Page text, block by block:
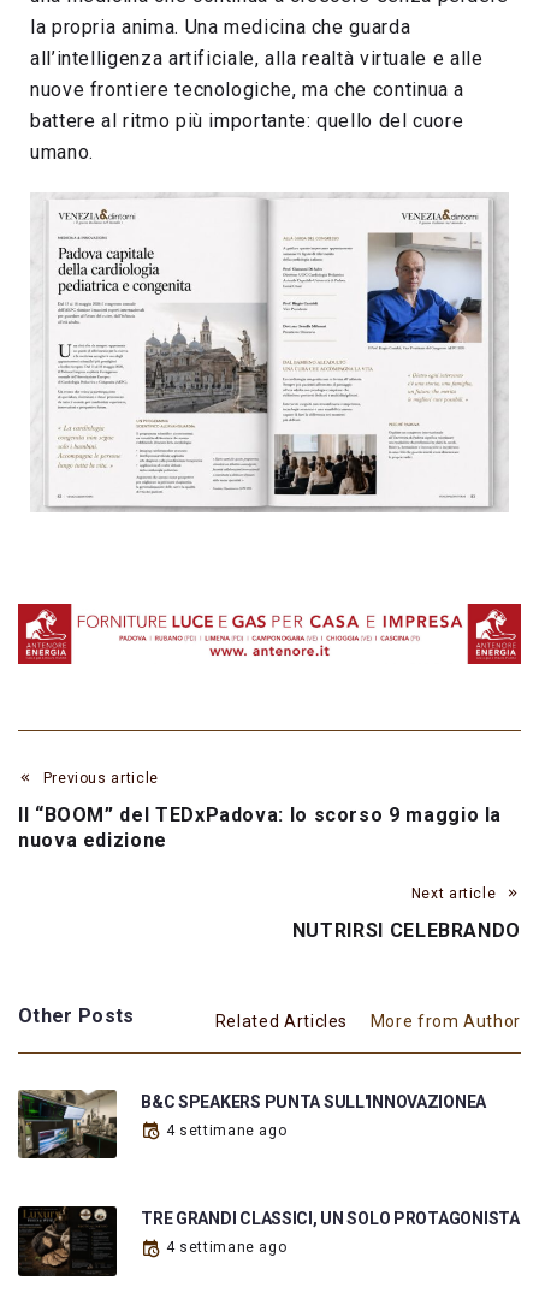
la propria anima. Una medicina che guarda
all’intelligenza artificiale, alla realtà virtuale e alle
nuove frontiere tecnologiche, ma che continua a
battere al ritmo più importante: quello del cuore
umano.
Previous article
Il “BOOM” del TEDxPadova: lo scorso 9 maggio la
nuova edizione
Next article
NUTRIRSI CELEBRANDO
Other Posts Related Articles More from Author
B&C SPEAKERS PUNTA SULL'INNOVAZIONEA
4 settimane ago
TRE GRANDI CLASSICI, UN SOLO PROTAGONISTA
4 settimane ago